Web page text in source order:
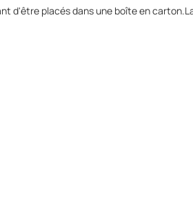
d'être placés dans une boîte en